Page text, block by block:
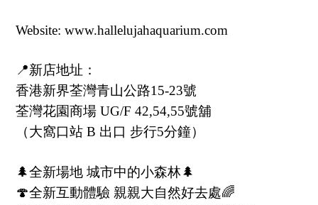
Website: www.hallelujahaquarium.com
📍新店地址：
香港新界荃灣青山公路15-23號
荃灣花園商場 UG/F 42,54,55號舖
（大窩口站 B 出口 步行5分鐘）
🌲全新場地 城市中的小森林🌲
🍄全新互動體驗 親親大自然好去處🌈